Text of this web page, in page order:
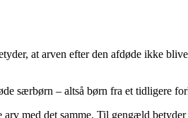
at arven efter den afdøde ikke
særbørn – altså børn fra et tidligere
med det samme. Til gengæld